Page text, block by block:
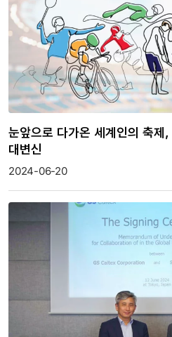
눈앞으로 다가온 세계인의 축제,
대변신
2024-06-20